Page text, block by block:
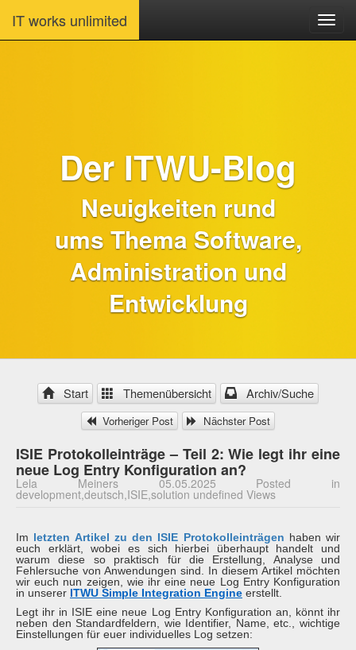
IT works unlimited
Der ITWU-Blog
Neuigkeiten rund
ums Thema Software,
Administration und
Entwicklung
Start Themenübersicht Archiv/Suche
Vorheriger Post Nächster Post
ISIE Protokolleinträge – Teil 2: Wie legt ihr eine
neue Log Entry Konfiguration an?
Lela Meiners 05.05.2025 Posted in
development,deutsch,ISIE,solution undefined Views
Im letzten Artikel zu den ISIE Protokolleinträgen haben wir
euch erklärt, wobei es sich hierbei überhaupt handelt und
warum diese so praktisch für die Erstellung, Analyse und
Fehlersuche von Anwendungen sind. In diesem Artikel möchten
wir euch nun zeigen, wie ihr eine neue Log Entry Konfiguration
in unserer ITWU Simple Integration Engine erstellt.
Legt ihr in ISIE eine neue Log Entry Konfiguration an, könnt ihr
neben den Standardfeldern, wie Identifier, Name, etc., wichtige
Einstellungen für euer individuelles Log setzen: